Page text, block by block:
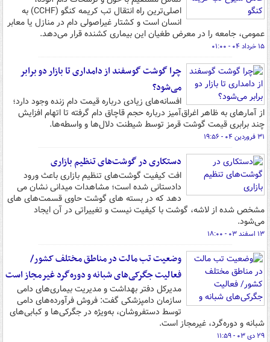
اصلی‌ترین راه انتقال تب کریمه کنگو (CCHF) به
انسان است و کشتار غیراصولی دام در منازل یا معابر
عمومی، جامعه را در معرض طغیان این بیماری کشنده قرار می‌دهد.
۱۵ خرداد ۰۴ - ۰۱:۰۰
چرا گوشت گوسفند از دامداری تا بازار دو برابر
می‌شود؟
افسانه‌های زیادی درباره قیمت دام زنده وجود دارد؛
از آمارهای به ظاهر اغراق‌آمیز درباره حجم قاچاق دام گرفته تا اتهام افزایش
چند برابری قیمت گوشت قرمز توسط شیطنت دلال‌ها و واسطه‌ها.
۳۱ فروردین ۰۴ - ۱۹:۵۶
دستکاری در گوشت‌های تنظیم بازاری
افت کیفیت گوشت‌های تنظیم بازاری باعث ورود
دادستانی شده است؛ مشاهدات میدانی نشان می
دهد که در بسته های گوشت حاوی قسمت‌های های
مشخص شده از لاشه، گوشت با کیفیت نیست و تغییراتی در آن ایجاد
می‌شود.
۱۳ اسفند ۰۳ - ۱۸:۰۰
وضعیت تب مالت در مناطق مختلف کشور/
فعالیت جگرکی‌های شبانه و دوره‌گرد غیرمجاز است
مدیرکل دفتر بهداشت و مدیریت بیماری‌های دامی
سازمان دامپزشکی گفت: فروش فرآورده‌های دامی
توسط دستفروشان، به‌ویژه در جگرکی‌ها و کبابی‌های
شبانه و دوره‌گرد، غیرمجاز است.
۲۹ دی ۰۳ - ۱۱:۵۹